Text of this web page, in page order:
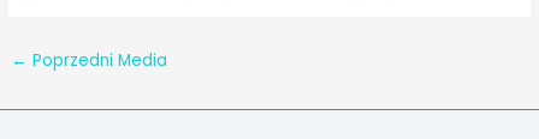
← Poprzedni Media